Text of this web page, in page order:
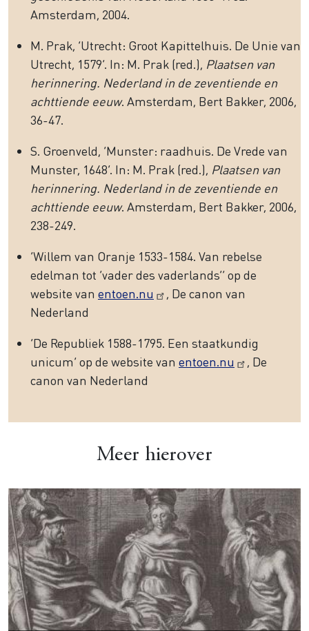
Amsterdam, 2004.
M. Prak, ‘Utrecht: Groot Kapittelhuis. De Unie van
Utrecht, 1579’. In: M. Prak (red.), Plaatsen van
herinnering. Nederland in de zeventiende en
achttiende eeuw. Amsterdam, Bert Bakker, 2006,
36-47.
S. Groenveld, ‘Munster: raadhuis. De Vrede van
Munster, 1648’. In: M. Prak (red.), Plaatsen van
herinnering. Nederland in de zeventiende en
achttiende eeuw. Amsterdam, Bert Bakker, 2006,
238-249.
‘Willem van Oranje 1533-1584. Van rebelse
edelman tot ‘vader des vaderlands’’ op de
website van entoen.nu
, De canon van
Nederland
‘De Republiek 1588-1795. Een staatkundig
unicum’ op de website van entoen.nu
, De
canon van Nederland
Meer hierover